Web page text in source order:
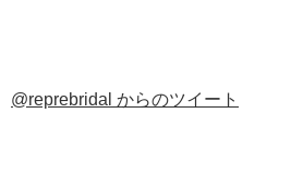
@reprebridal からのツイート